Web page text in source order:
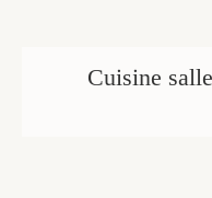
Cuisine